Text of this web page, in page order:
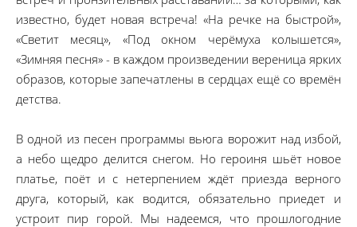
известно, будет новая встреча! «На речке на быстрой»,
«Светит месяц», «Под окном черёмуха колышется»,
«Зимняя песня» - в каждом произведении вереница ярких
образов, которые запечатлены в сердцах ещё со времён
детства.
В одной из песен программы вьюга ворожит над избой,
а небо щедро делится снегом. Но героиня шьёт новое
платье, поёт и с нетерпением ждёт приезда верного
друга, который, как водится, обязательно приедет и
устроит пир горой. Мы надеемся, что прошлогодние